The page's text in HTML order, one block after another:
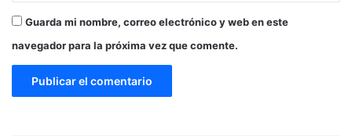
Guarda mi nombre, correo electrónico y web en este
navegador para la próxima vez que comente.